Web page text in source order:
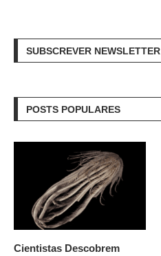
SUBSCREVER NEWSLETTER
POSTS POPULARES
Cientistas Descobrem